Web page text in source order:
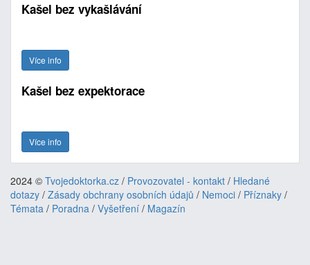
Kašel bez vykašlávání
Více info
Kašel bez expektorace
Více info
2024 © Tvojedoktorka.cz / Provozovatel - kontakt / Hledané
dotazy / Zásady obchrany osobních údajů / Nemoci / Příznaky /
Témata / Poradna / Vyšetření / Magazín